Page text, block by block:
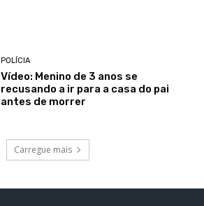
POLÍCIA
Vídeo: Menino de 3 anos se
recusando a ir para a casa do pai
antes de morrer
Carregue mais